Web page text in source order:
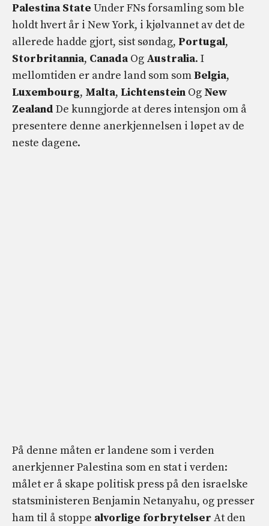
Palestina State Under FNs forsamling som ble
holdt hvert år i New York, i kjølvannet av det de
allerede hadde gjort, sist søndag, Portugal,
Storbritannia, Canada Og Australia. I
mellomtiden er andre land som somBelgia,
Luxembourg, Malta, Lichtenstein Og New
Zealand De kunngjorde at deres intensjon om å
presentere denne anerkjennelsen i løpet av de
neste dagene.
På denne måten er landene som i verden
anerkjenner Palestina som en stat i verden:
målet er å skape politisk press på den israelske
statsministeren Benjamin Netanyahu, og presser
ham til å stoppe alvorlige forbrytelser At den